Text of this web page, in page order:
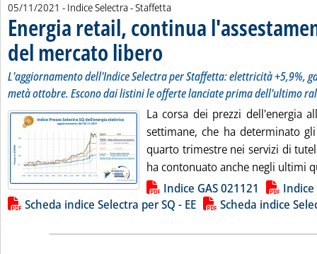
05/11/2021 - Indice Selectra - Staffetta
Energia retail, continua
del mercato libero
L'aggiornamento dell'Indice Selectra per Staffetta: elettricità +5,9%,
metà ottobre. Escono dai listini le offerte lanciate prima dell'ultimo
La corsa dei prezzi dell'energia
settimane, che ha determinato
quarto trimestre nei servizi di
ha contonuato anche negli ultimi
Lista allegati PDF alla notiziaIndice GAS 021121
Indice
Scheda indice Selectra per SQ - EE
Scheda indice